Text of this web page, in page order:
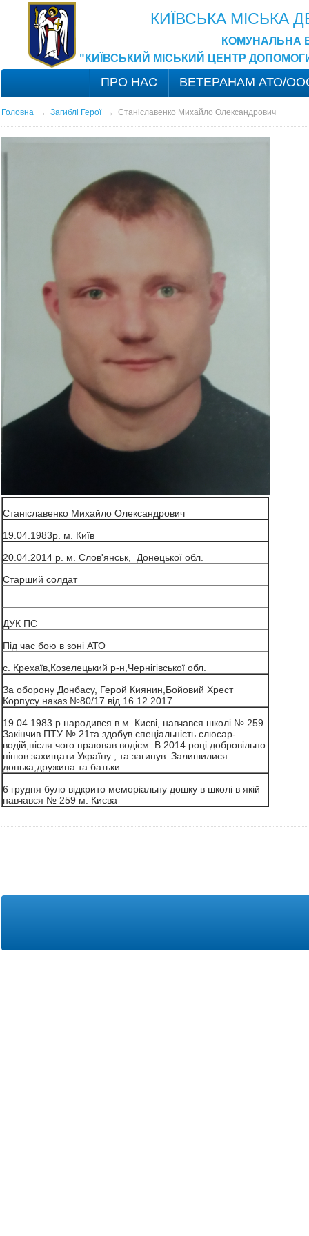
КИЇВСЬКА МІСЬКА
КОМУНАЛЬНА
"КИЇВСЬКИЙ МІСЬКИЙ ЦЕНТР
ПРО НАС ВЕТЕРАНАМ АТО/
Головна→ Загиблі Герої→ Станіславенко Михайло Олександрович
Станіславенко Михайло Олександрович
19.04.1983р. м. Київ
20.04.2014 р. м. Слов'янськ, Донецької обл.
Старший солдат
ДУК ПС
Під час бою в зоні АТО
с. Крехаїв,Козелецький р-н,Чернігівської обл.
За оборону Донбасу, Герой Киянин,Бойовий Хрест
Корпусу наказ №80/17 від 16.12.2017
19.04.1983 р.народився в м. Києві, навчався школі № 259.
Закінчив ПТУ № 21та здобув спеціальність слюсар-
водій,після чого праював водієм .В 2014 році добровільно
пішов захищати Україну , та загинув. Залишилися
донька,дружина та батьки.
6 грудня було відкрито меморіальну дошку в школі в якій
навчався № 259 м. Києва